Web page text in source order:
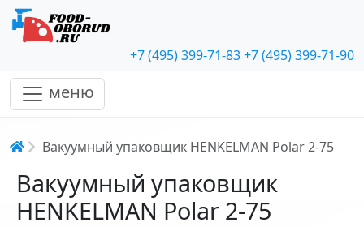
+7 (495) 399-71-83+7 (495) 399-71-90
меню
Строка навигации
Вакуумный упаковщик HENKELMAN Polar 2-75
Вакуумный упаковщик
HENKELMAN Polar 2-75